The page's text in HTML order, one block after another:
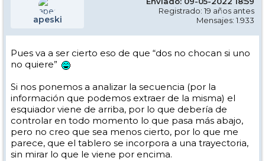
apeski
Registrado: 19 años antes
Mensajes: 1.933
Pues va a ser cierto eso de que “dos no chocan si uno
no quiere”
Si nos ponemos a analizar la secuencia (por la
información que podemos extraer de la misma) el
esquiador viene de arriba, por lo que debería de
controlar en todo momento lo que pasa más abajo,
pero no creo que sea menos cierto, por lo que me
parece, que el tablero se incorpora a una trayectoria,
sin mirar lo que le viene por encima.